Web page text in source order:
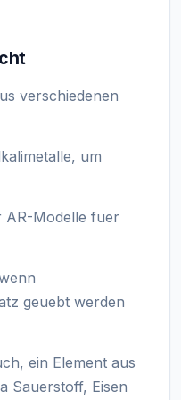
verschiedenen
um
AR-Modelle fuer
geuebt werden
ein Element aus
Sauerstoff, Eisen